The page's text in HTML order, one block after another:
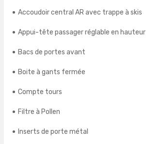
Accoudoir central AR avec trappe à skis
Appui-tête passager réglable en hauteur
Bacs de portes avant
Boite à gants fermée
Compte tours
Filtre à Pollen
Inserts de porte métal